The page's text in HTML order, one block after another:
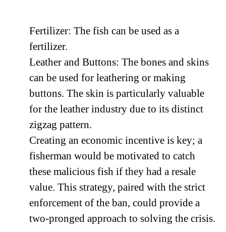
Fertilizer: The fish can be used as a
fertilizer.
Leather and Buttons: The bones and skins
can be used for leathering or making
buttons. The skin is particularly valuable
for the leather industry due to its distinct
zigzag pattern.
Creating an economic incentive is key; a
fisherman would be motivated to catch
these malicious fish if they had a resale
value. This strategy, paired with the strict
enforcement of the ban, could provide a
two-pronged approach to solving the crisis.